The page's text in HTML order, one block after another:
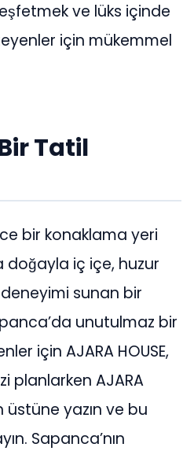
ve lüks içinde
için mükemmel
Tatil
bir konaklama yeri
doğayla iç içe, huzur
sunan bir
unutulmaz bir
için AJARA HOUSE,
planlarken AJARA
üstüne yazın ve bu
Sapanca’nın